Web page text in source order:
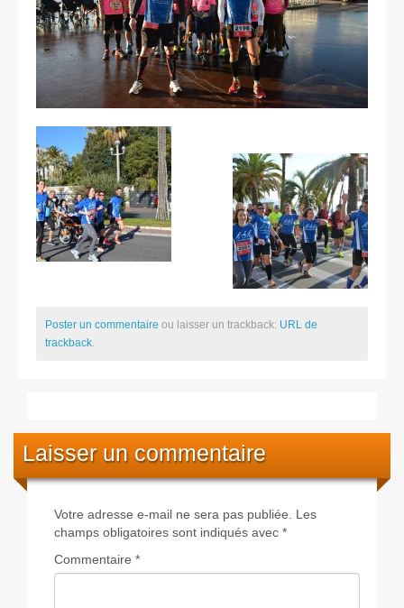
Partenaires
Remerciements
Poster un commentaire ou laisser un trackback: URL de
trackback.
Laisser un commentaire
Votre adresse e-mail ne sera pas publiée. Les
champs obligatoires sont indiqués avec *
Commentaire *